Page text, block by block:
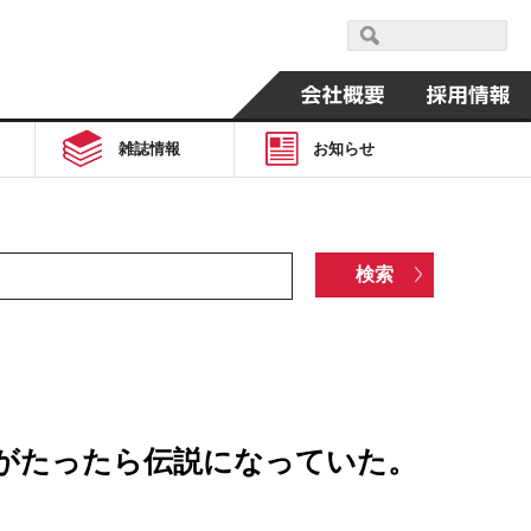
雑誌情報 お知らせ
ったら伝説になっていた。